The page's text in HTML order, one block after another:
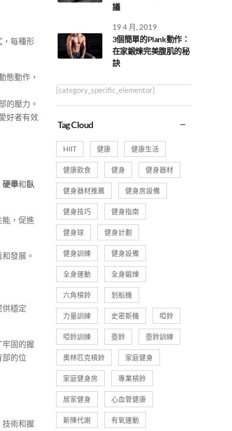
，每種形
態動作，
的壓力。
好者有效
硬舉和臥
能，促進
發展。
供穩定
牢固的握
部的位
術和握
議
19 4 月, 2019
3個簡單的Plank動作：
在家鍛煉完美腹肌的秘
訣
[category_specific_elementor]
Tag Cloud
HIIT 健康 健康生活
健康飲食 健身 健身器材
健身器材推薦 健身房設備
健身技巧 健身指南
健身球 健身計劃
健身訓練 健身設備
全身運動 全身鍛煉
六角槓鈴 划船機
力量訓練 史密斯機 啞鈴
啞鈴訓練 壺鈴 壺鈴訓練
奧林匹克槓鈴 家庭健身
家庭健身房 專業槓鈴
居家健身 心血管健康
新陳代謝 有氧運動